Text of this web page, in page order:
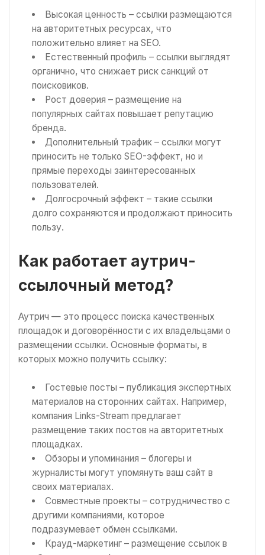
Высокая ценность – ссылки размещаются
на авторитетных ресурсах, что
положительно влияет на SEO.
Естественный профиль – ссылки выглядят
органично, что снижает риск санкций от
поисковиков.
Рост доверия – размещение на
популярных сайтах повышает репутацию
бренда.
Дополнительный трафик – ссылки могут
приносить не только SEO-эффект, но и
прямые переходы заинтересованных
пользователей.
Долгосрочный эффект – такие ссылки
долго сохраняются и продолжают приносить
пользу.
Как работает аутрич-
ссылочный метод?
Аутрич — это процесс поиска качественных
площадок и договорённости с их владельцами о
размещении ссылки. Основные форматы, в
которых можно получить ссылку:
Гостевые посты – публикация экспертных
материалов на сторонних сайтах. Например,
компания Links-Stream предлагает
размещение таких постов на авторитетных
площадках.
Обзоры и упоминания – блогеры и
журналисты могут упомянуть ваш сайт в
своих материалах.
Совместные проекты – сотрудничество с
другими компаниями, которое
подразумевает обмен ссылками.
Крауд-маркетинг – размещение ссылок в